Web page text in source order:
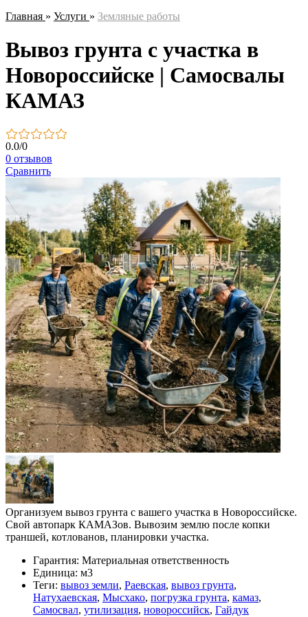
Главная » Услуги » Земляные работы
Вывоз грунта с участка в
Новороссийске | Самосвалы
КАМАЗ
0.0/0
0 отзывов
Сравнить
Организуем вывоз грунта с вашего участка в Новороссийске.
Свой автопарк КАМАЗов. Вывозим землю после копки
траншей, котлованов, планировки участка.
Гарантия: Материальная ответственность
Единица: м3
Теги: вывоз земли, Раевская, вывоз грунта,
Натухаевская, Мысхако, погрузка грунта, камаз,
Самосвал, утилизация, новороссийск, Гайдук